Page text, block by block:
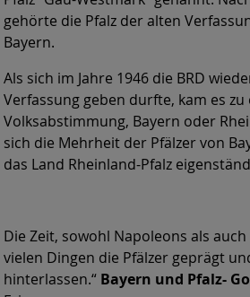
gehörte die Pfalz der alten
Bayern.
Als sich im Jahre 1946 die BRD
Verfassung geben durfte, kam es zu
Volksabstimmung, Bayern oder
sich die Mehrheit der Pfälzer von
das Land Rheinland-Pfalz
Die Zeit, sowohl Napoleons als
vielen Dingen die Pfälzer geprägt
hinterlassen.“ Bayern und Pfalz-